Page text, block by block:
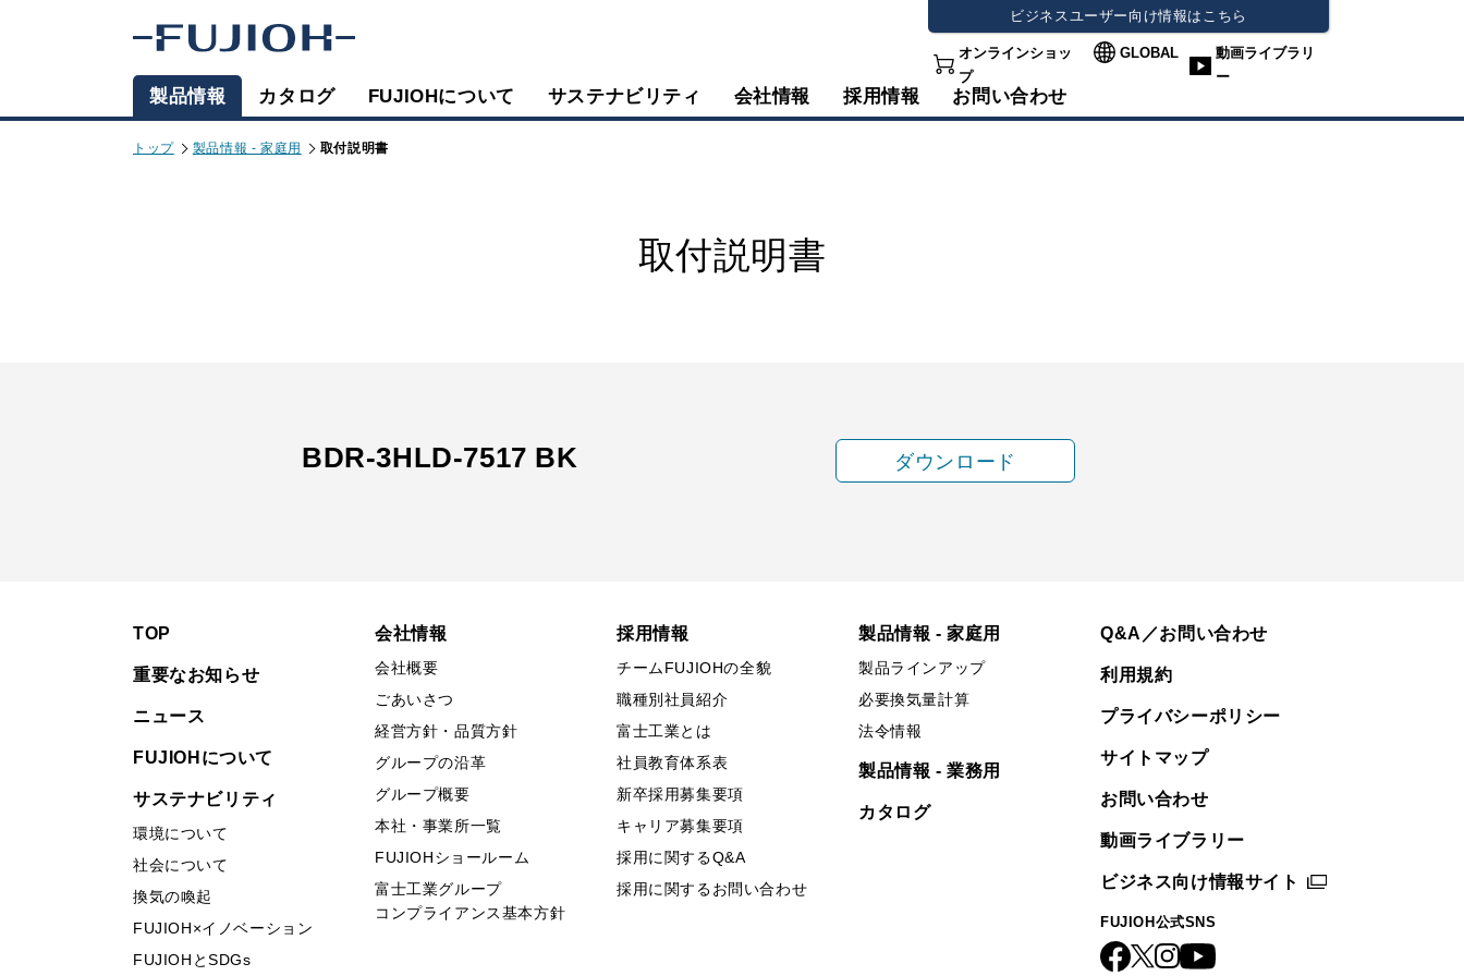
ビジネスユーザー向け情報はこちら
オンラインショッ
プ
GLOBAL
動画ライブラリ
ー
製品情報 カタログ FUJIOHについて サステナビリティ 会社情報 採用情報 お問い合わせ
トップ 製品情報 - 家庭用 取付説明書
取付説明書
BDR-3HLD-7517 BK ダウンロード
TOP
重要なお知らせ
ニュース
FUJIOHについて
サステナビリティ
環境について
社会について
換気の喚起
FUJIOH×イノベーション
FUJIOHとSDGs
会社情報
会社概要
ごあいさつ
経営方針・品質方針
グループの沿革
グループ概要
本社・事業所一覧
FUJIOHショールーム
富士工業グループ
コンプライアンス基本方針
採用情報
チームFUJIOHの全貌
職種別社員紹介
富士工業とは
社員教育体系表
新卒採用募集要項
キャリア募集要項
採用に関するQ&A
採用に関するお問い合わせ
製品情報 - 家庭用
製品ラインアップ
必要換気量計算
法令情報
製品情報 - 業務用
カタログ
Q&A／お問い合わせ
利用規約
プライバシーポリシー
サイトマップ
お問い合わせ
動画ライブラリー
ビジネス向け情報サイト
FUJIOH公式SNS